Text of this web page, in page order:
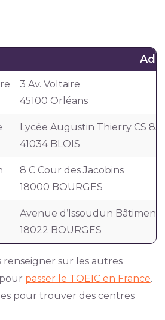
3 Av. Voltaire
45100 Orléans
Lycée Augustin Thierry CS
41034 BLOIS
8 C Cour des Jacobins
18000 BOURGES
Avenue d’Issoudun Bâtiment
18022 BOURGES
renseigner sur les autres
passer le TOEIC en France.
pour trouver des centres